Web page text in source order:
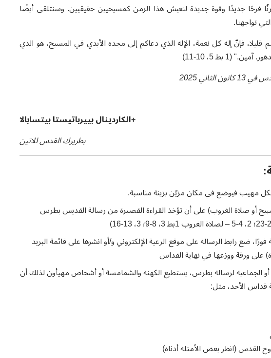
فرحًا جديدًا وقوة جديدة لنعيش هذا الزمن كمسيحيين حقيقيين. وسنتلقى أيضًا
تواجهنا.
فإنّ إله كل نعمة، الإله الذي دعاكم إلى مجده الأبدي في المسيح، هو الذي
(1 بط 5، 10-11)
كانون الثاني 2025
+الكاردينال بييرباتيستا بيتسابالا
بطريرك القدس للاتين
مهيب فيوضع في مكان مزيّن بزينة مناسبة.
أو صلاة الغروب) على أن تؤخذ القراءة القصيرة من رسالة القديس بطرس
ضع رابط الرسالة على موقع الرعية الإلكتروني و/أو انشرها على قائمة البريد
على ورقة ووزعها في نهاية القداس
الجماعية لرسالة بطرس، يستطيع الكهنة والشمامسة أو أشخاص مهيأون لذلك أن
قداس الأحد، مثل:
القدس (انظر بعض الأمثلة أدناه)